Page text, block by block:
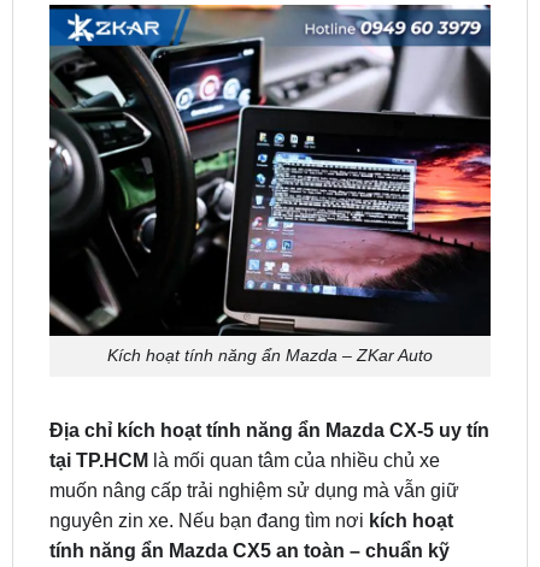
Kích hoạt tính năng ẩn Mazda – ZKar Auto
Địa chỉ kích hoạt tính năng ẩn Mazda CX-5 uy tín
muốn nâng cấp trải nghiệm sử dụng mà vẫn giữ
nguyên zin xe. Nếu bạn đang tìm nơikích hoạt
tính năng ẩn Mazda CX5 an toàn – chuẩn kỹ
thuật,ZKar Auto chính là lựa chọn đáng tin cậy.